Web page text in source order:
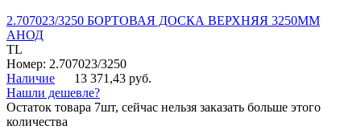
2.707023/3250 БОРТОВАЯ ДОСКА ВЕРХНЯЯ 3250ММ
АНОД
TL
Номер: 2.707023/3250
Наличие
13 371,43 руб.
Нашли дешевле?
Остаток товара 7шт, сейчас нельзя заказать больше этого
количества